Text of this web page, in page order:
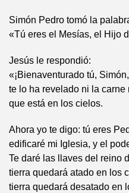
Simón Pedro tomó la
«Tú eres el Mesías, el Hijo
Jesús le respondió:
«¡Bienaventurado tú,
te lo ha revelado ni la
que está en los cielos.
Ahora yo te digo: tú eres
edificaré mi Iglesia, y el
Te daré las llaves del reino
tierra quedará atado en los
tierra quedará desatado en